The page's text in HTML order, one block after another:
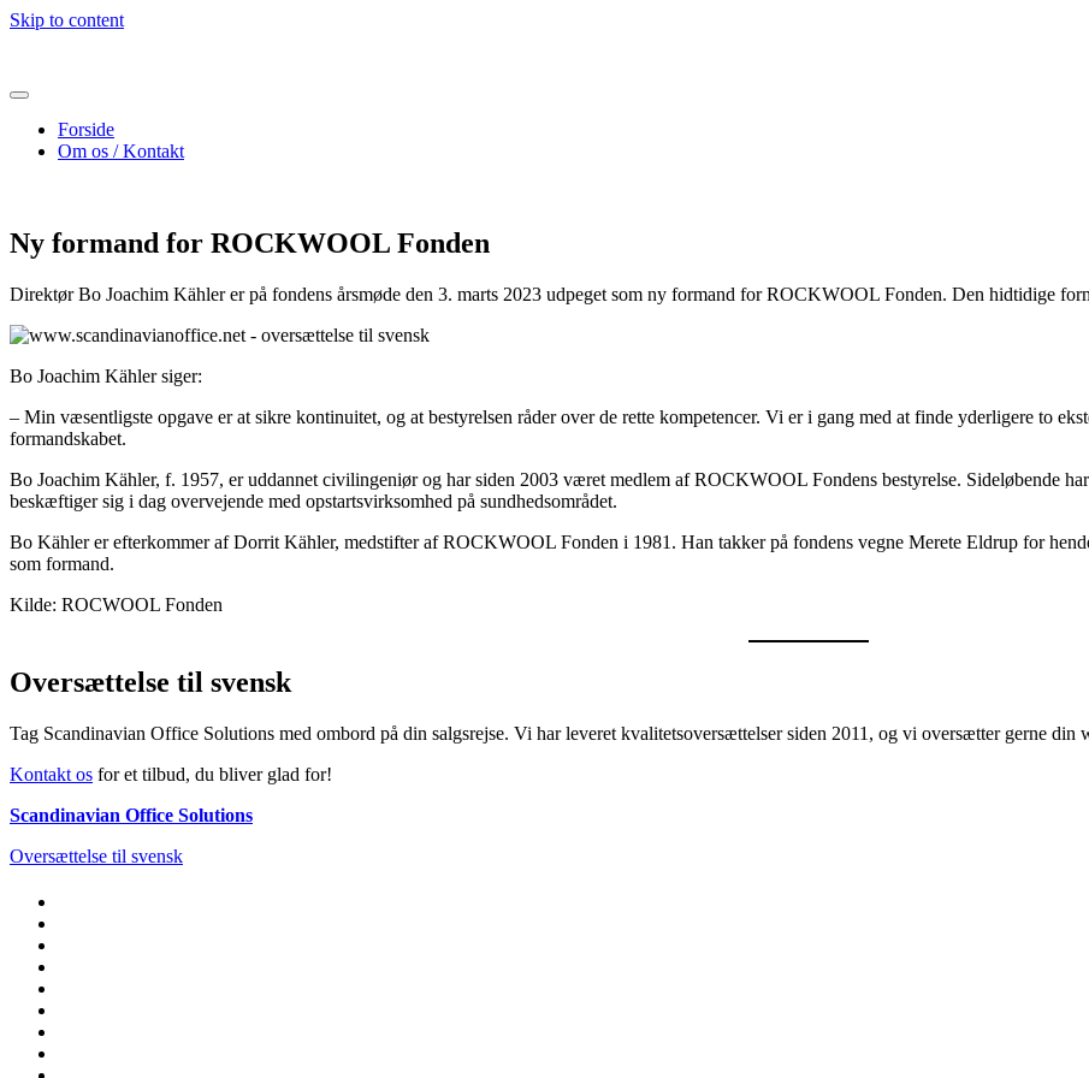
Skip to content
Forside
Om os / Kontakt
Ny formand for ROCKWOOL Fonden
Direktør Bo Joachim Kähler er på fondens årsmøde den 3. marts 2023 udpeget som ny formand for ROCKWOOL Fonden. Den hidtidige
Bo Joachim Kähler siger:
– Min væsentligste opgave er at sikre kontinuitet, og at bestyrelsen råder over de rette kompetencer. Vi er i gang med at finde yderligere to
formandskabet.
Bo Joachim Kähler, f. 1957, er uddannet civilingeniør og har siden 2003 været medlem af ROCKWOOL Fondens bestyrelse. Sideløbende
beskæftiger sig i dag overvejende med opstartsvirksomhed på sundhedsområdet.
Bo Kähler er efterkommer af Dorrit Kähler, medstifter af ROCKWOOL Fonden i 1981. Han takker på fondens vegne Merete Eldrup for
som formand.
Kilde: ROCWOOL Fonden
Oversættelse til svensk
Tag Scandinavian Office Solutions med ombord på din salgsrejse. Vi har leveret kvalitetsoversættelser siden 2011, og vi oversætter gerne
Kontakt os for et tilbud, du bliver glad for!
Scandinavian Office Solutions
Oversættelse til svensk